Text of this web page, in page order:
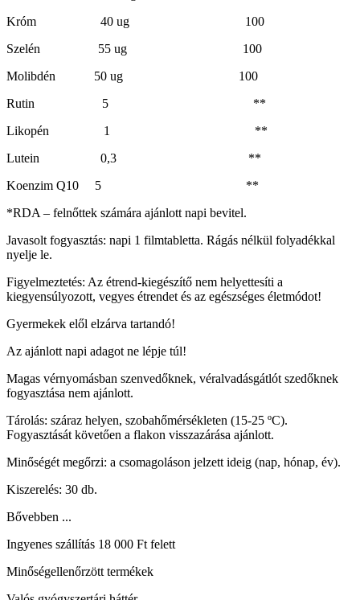
Króm 40 ug 100
Szelén 55 ug 100
Molibdén 50 ug 100
Rutin 5 **
Likopén 1 **
Lutein 0,3 **
Koenzim Q10 5 **
​*RDA – felnőttek számára ajánlott napi bevitel.
Javasolt fogyasztás: napi 1 filmtabletta. Rágás nélkül folyadékkal
nyelje le.
Figyelmeztetés: Az étrend-kiegészítő nem helyettesíti a
kiegyensúlyozott, vegyes étrendet és az egészséges életmódot!
Gyermekek elől elzárva tartandó!
Az ajánlott napi adagot ne lépje túl!
Magas vérnyomásban szenvedőknek, véralvadásgátlót szedőknek
fogyasztása nem ajánlott.
Tárolás: száraz helyen, szobahőmérsékleten (15-25 ºC).
Fogyasztását követően a flakon visszazárása ajánlott.
Minőségét megőrzi: a csomagoláson jelzett ideig (nap, hónap, év).
Kiszerelés: 30 db.
Bővebben ...
Ingyenes szállítás 18 000 Ft felett
Minőségellenőrzött termékek